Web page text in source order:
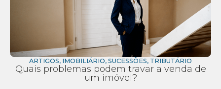
ARTIGOS, IMOBILIÁRIO, SUCESSÕES, TRIBUTÁRIO
Quais problemas podem travar a venda de
um imóvel?